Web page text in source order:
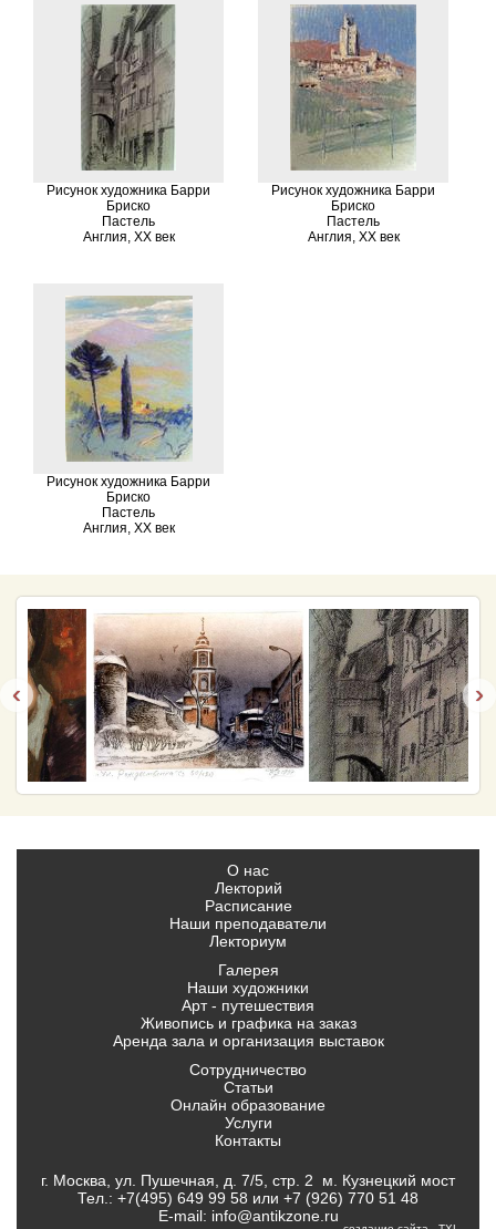
Рисунок художника Барри
Бриско
Пастель
Англия, XX век
Рисунок художника Барри
Бриско
Пастель
Англия, XX век
Рисунок художника Барри
Бриско
Пастель
Англия, XX век
‹ ›
О нас
Лекторий
Расписание
Наши преподаватели
Лекториум
Галерея
Наши художники
Арт - путешествия
Живопись и графика на заказ
Аренда зала и организация выставок
Сотрудничество
Статьи
Онлайн образование
Услуги
Контакты
г. Москва, ул. Пушечная, д. 7/5, стр. 2 м. Кузнецкий мост
Тел.: +7(495) 649 99 58 или +7 (926) 770 51 48
E-mail: info@antikzone.ru